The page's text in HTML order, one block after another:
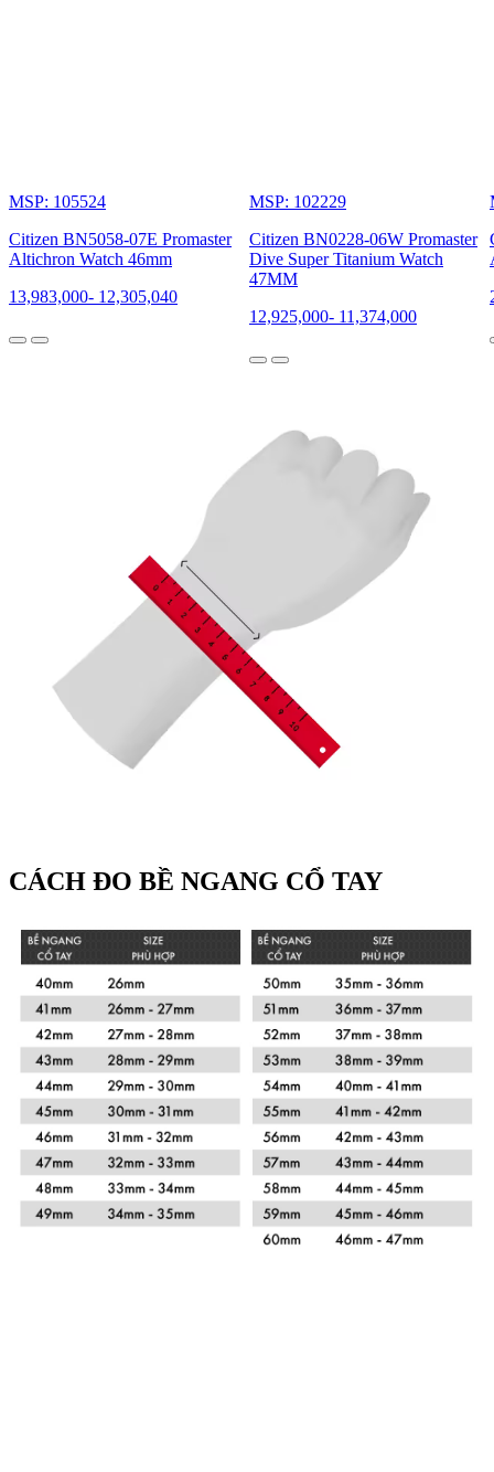
MSP: 105524
Citizen BN5058-07E Promaster
Altichron Watch 46mm
13,983,000- 12,305,040
MSP: 102229
Citizen BN0228-06W Promaster
Dive Super Titanium Watch
47MM
12,925,000- 11,374,000
CÁCH ĐO BỀ NGANG CỔ TAY